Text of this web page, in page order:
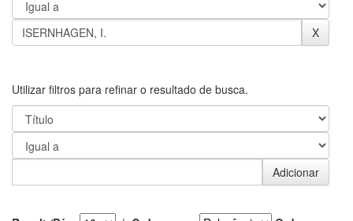
Utilizar filtros para refinar o resultado de busca.